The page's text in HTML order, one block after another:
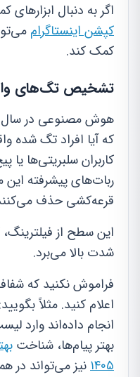
اگر به دنبال
کپشن اینستاگرام
کمک کند.
تشخیص تگ‌های
که آیا افراد تگ شده
کاربران سلبریتی‌ها
ربات‌های پیشرفته این
قرعه‌کشی حذف
این سطح از
شدت بالا می‌برد.
فراموش نکنید که
انجام داده‌اند وارد
بهتر پیام‌ها، شناخت
۱۴۰۵نیز می‌تواند در